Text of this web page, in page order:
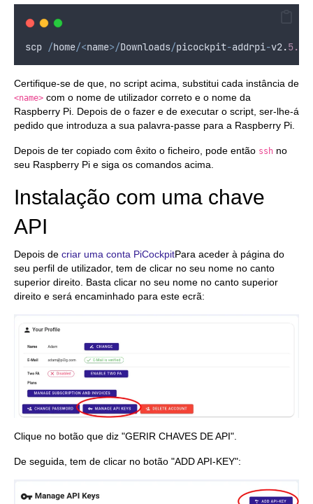
scp /home/<name>/Downloads/picockpit-addrpi-v2.5.0
Certifique-se de que, no script acima, substitui cada instância de
<name> com o nome de utilizador correto e o nome da
Raspberry Pi. Depois de o fazer e de executar o script, ser-lhe-á
pedido que introduza a sua palavra-passe para a Raspberry Pi.
Depois de ter copiado com êxito o ficheiro, pode então ssh no
seu Raspberry Pi e siga os comandos acima.
Instalação com uma chave
API
Depois de criar uma conta PiCockpitPara aceder à página do
seu perfil de utilizador, tem de clicar no seu nome no canto
superior direito. Basta clicar no seu nome no canto superior
direito e será encaminhado para este ecrã:
Clique no botão que diz "GERIR CHAVES DE API".
De seguida, tem de clicar no botão "ADD API-KEY":